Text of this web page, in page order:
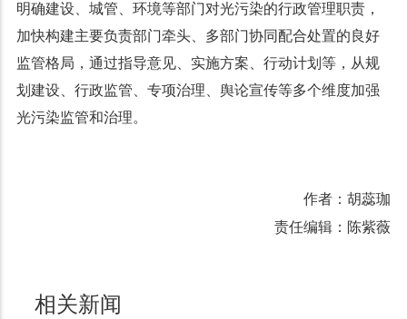
明确建设、城管、环境等部门对光污染的行政管理职责，
加快构建主要负责部门牵头、多部门协同配合处置的良好
监管格局，通过指导意见、实施方案、行动计划等，从规
划建设、行政监管、专项治理、舆论宣传等多个维度加强
光污染监管和治理。
作者：胡蕊珈
责任编辑：陈紫薇
相关新闻